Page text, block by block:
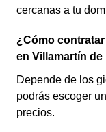
cercanas a tu
¿Cómo
en Villamartín
Depende de los
podrás escoger
precios.